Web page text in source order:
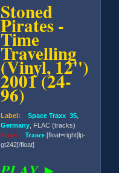
Stoned
Pirates -
Time
Travelling
(Vinyl, 12'')
2001 (24-
96)
Label: Space Traxx 35,
Germany , FLAC (tracks)
Style:Trance[float=right]lp-
gt242[/float]